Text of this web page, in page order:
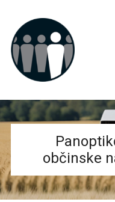
občinske